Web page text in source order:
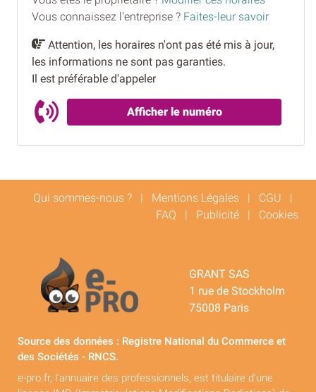
Vous connaissez l'entreprise ? Faites-leur savoir
Attention, les horaires n'ont pas été mis à jour,
les informations ne sont pas garanties.
Il est préférable d'appeler
Afficher le numéro
Qui sommes-nous ? | Mentions Légales | CGU |
FAQ | Publicité | Cookies
GRANT SAS
1 rue de Stockholm
75008 Paris
Source des données : Registre National du Commerce et
des Sociétés - RNCS.
e-pro.fr, l'annuaire des professionnels, est titulaire d'une